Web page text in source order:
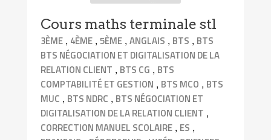
Cours maths terminale stl
3ÈME , 4ÈME ,5ÈME ,ANGLAIS , BTS , BTS
BTS NÉGOCIATION ET DIGITALISATION DE LA
RELATION CLIENT , BTS CG , BTS
COMPTABILITÉ ET GESTION , BTS MCO , BTS
MUC , BTS NDRC , BTS NÉGOCIATION ET
DIGITALISATION DE LA RELATION CLIENT ,
CORRECTION MANUEL SCOLAIRE , ES ,